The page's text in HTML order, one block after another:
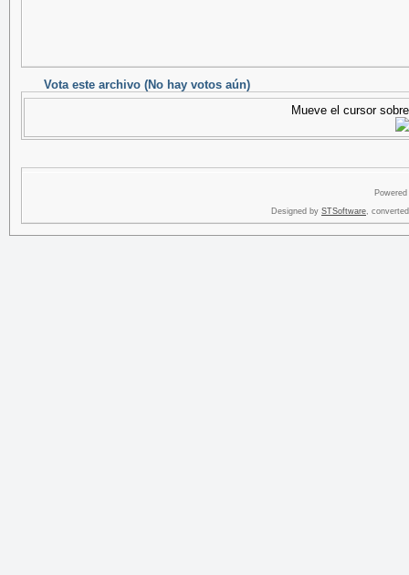
Vota este archivo (No hay votos aún)
Mueve el cursor
Designed by STSoftware,